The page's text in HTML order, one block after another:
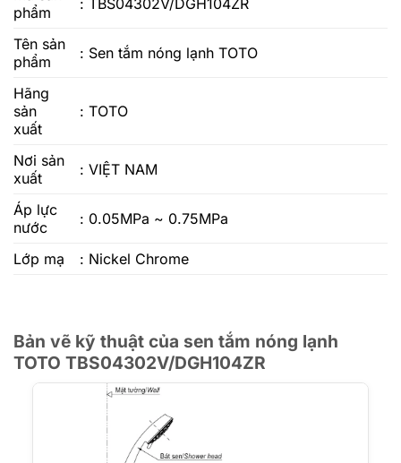
phẩm
: TBS04302V/DGH104ZR
Tên sản
phẩm
: Sen tắm nóng lạnh TOTO
Hãng
sản
xuất
: TOTO
Nơi sản
xuất
: VIỆT NAM
Áp lực
nước
: 0.05MPa ~ 0.75MPa
Lớp mạ : Nickel Chrome
Bản vẽ kỹ thuật của sen tắm nóng lạnh
TOTO TBS04302V/DGH104ZR